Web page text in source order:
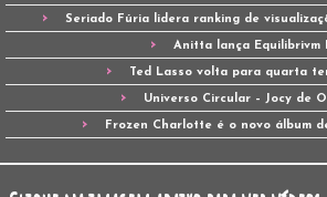
Seriado Fúria lidera ranking de
Anitta lança Equilibrivm II
Ted Lasso volta para quarta
Universo Circular – Jocy de
Frozen Charlotte é o novo álbum